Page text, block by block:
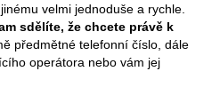
velmi jednoduše a rychle.
sdělíte, že chcete právě k
předmětné telefonní číslo, dále
operátora nebo vám jej